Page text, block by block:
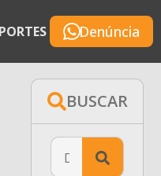
Denúncia
BUSCAR
for: